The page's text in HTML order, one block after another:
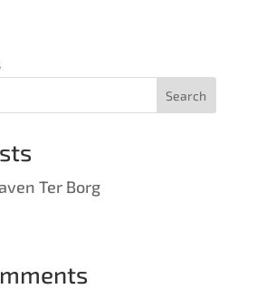
Search
Ter Borg